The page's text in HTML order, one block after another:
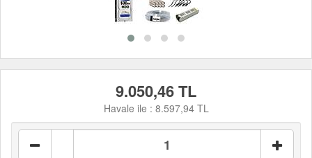
9.050,46 TL
Havale ile : 8.597,94 TL